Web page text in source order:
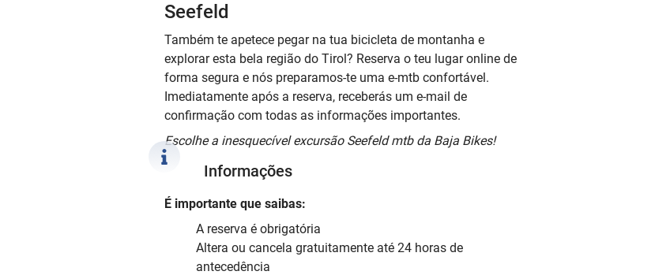
Seefeld
Também te apetece pegar na tua bicicleta de montanha e
explorar esta bela região do Tirol? Reserva o teu lugar online de
forma segura e nós preparamos-te uma e-mtb confortável.
Imediatamente após a reserva, receberás um e-mail de
confirmação com todas as informações importantes.
Escolhe a inesquecível excursão Seefeld mtb da Baja Bikes!
Informações
É importante que saibas:
A reserva é obrigatória
Altera ou cancela gratuitamente até 24 horas de
antecedência